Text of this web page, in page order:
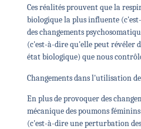
Ces réalités prouvent que la
biologique la plus influente
des changements
(c'est-à-dire qu'elle peut révéler
état biologique) que nous
Changements dans l'utilisation
En plus de provoquer des
mécanique des poumons
(c'est-à-dire une perturbation